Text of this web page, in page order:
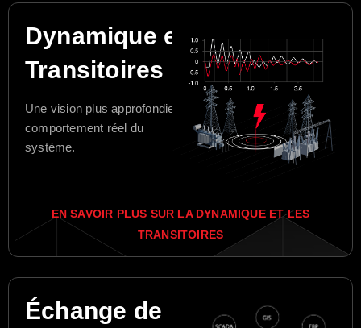
Dynamique et
Transitoires
Une vision plus approfondie du
comportement réel du
système.
EN SAVOIR PLUS SUR LA DYNAMIQUE ET LES
TRANSITOIRES
Échange de